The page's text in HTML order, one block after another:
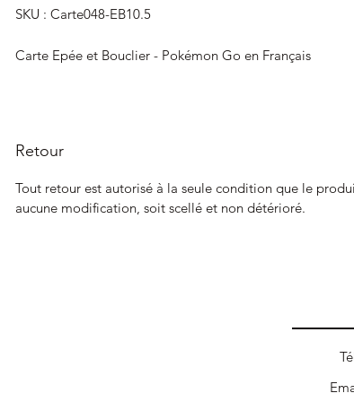
SKU : Carte048-EB10.5
Carte Epée et Bouclier - Pokémon Go en Français
Retour
Tout retour est autorisé à la seule condition que le
aucune modification, soit scellé et non détérioré.